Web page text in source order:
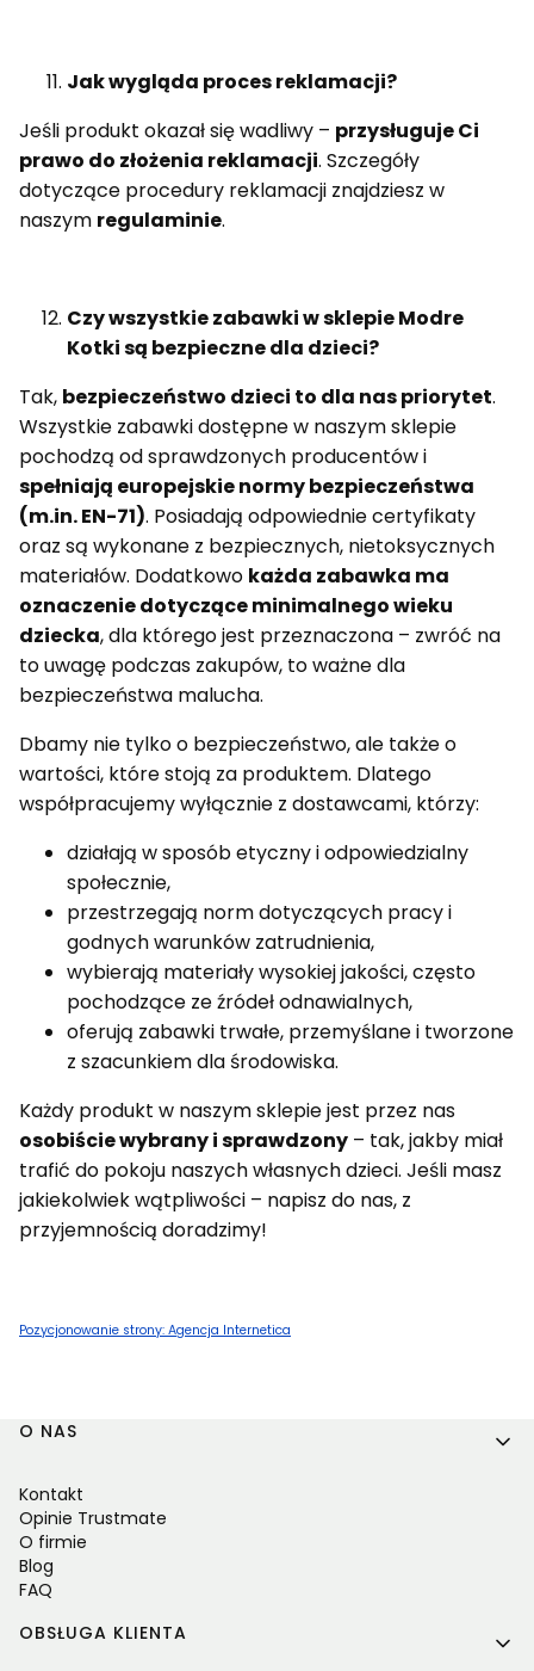
Jak wygląda proces reklamacji?
Jeśli produkt okazał się wadliwy – przysługuje Ci
prawo do złożenia reklamacji. Szczegóły
dotyczące procedury reklamacji znajdziesz w
naszym regulaminie.
Czy wszystkie zabawki w sklepie Modre
Kotki są bezpieczne dla dzieci?
Tak, bezpieczeństwo dzieci to dla nas priorytet.
Wszystkie zabawki dostępne w naszym sklepie
pochodzą od sprawdzonych producentów i
spełniają europejskie normy bezpieczeństwa
(m.in. EN-71). Posiadają odpowiednie certyfikaty
oraz są wykonane z bezpiecznych, nietoksycznych
materiałów. Dodatkowo każda zabawka ma
oznaczenie dotyczące minimalnego wieku
dziecka, dla którego jest przeznaczona – zwróć na
to uwagę podczas zakupów, to ważne dla
bezpieczeństwa malucha.
Dbamy nie tylko o bezpieczeństwo, ale także o
wartości, które stoją za produktem. Dlatego
współpracujemy wyłącznie z dostawcami, którzy:
działają w sposób etyczny i odpowiedzialny
społecznie,
przestrzegają norm dotyczących pracy i
godnych warunków zatrudnienia,
wybierają materiały wysokiej jakości, często
pochodzące ze źródeł odnawialnych,
oferują zabawki trwałe, przemyślane i tworzone
z szacunkiem dla środowiska.
Każdy produkt w naszym sklepie jest przez nas
osobiście wybrany i sprawdzony – tak, jakby miał
trafić do pokoju naszych własnych dzieci. Jeśli masz
jakiekolwiek wątpliwości – napisz do nas, z
przyjemnością doradzimy!
Pozycjonowanie strony: Agencja Internetica
Linki w stopce
O NAS
Kontakt
Opinie Trustmate
O firmie
Blog
FAQ
OBSŁUGA KLIENTA